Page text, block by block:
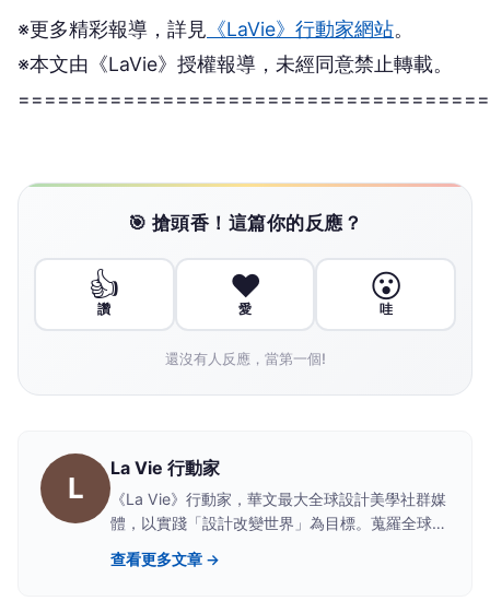
※更多精彩報導，詳見 《LaVie》行動家網站。
※本文由《LaVie》授權報導，未經同意禁止轉載。
🎯 搶頭香！這篇你的反應？
👍
讚
❤️
愛
😮
哇
還沒有人反應，當第一個!
L
La Vie 行動家
《La Vie》行動家，華文最大全球設計美學社群媒
體，以實踐「設計改變世界」為目標。蒐羅全球城
市、建築、時尚、藝術、設計、生活風格、文創等
精彩資訊、活動與設計好品的知識活動平台。 美
查看更多文章 →